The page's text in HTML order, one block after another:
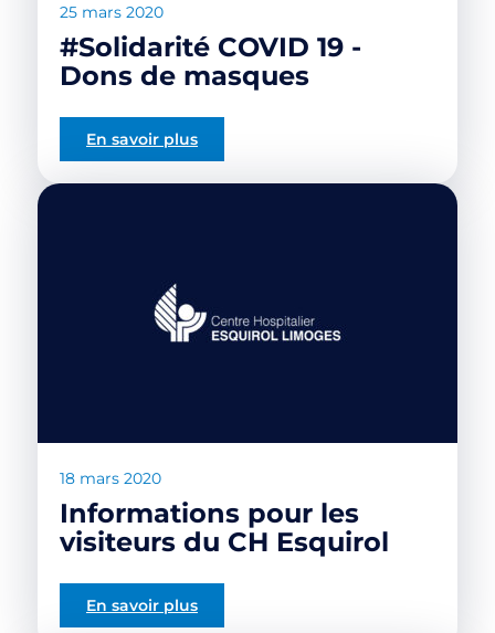
25 mars 2020
#Solidarité COVID 19 -
Dons de masques
En savoir plus
18 mars 2020
Informations pour les
visiteurs du CH Esquirol
En savoir plus